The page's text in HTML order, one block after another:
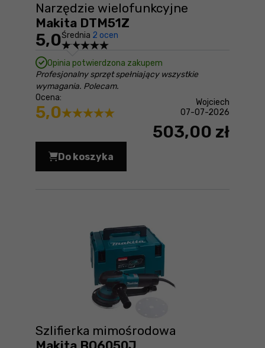
Narzędzie wielofunkcyjne
Makita DTM51Z
5,0Średnia 2 ocen
Opinia potwierdzona zakupem
Profesjonalny sprzęt spełniający wszystkie
wymagania. Polecam.
Ocena:
5,0
Wojciech
07-07-2026
503,00 zł
Do koszyka
Narzędzie wielofunkcyjne Makita
Szlifierka mimośrodowa